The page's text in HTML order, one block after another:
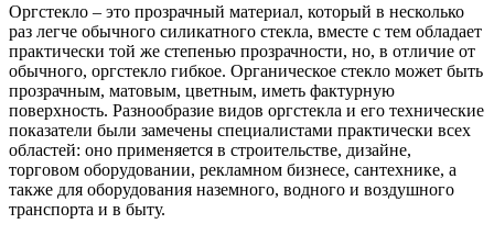
Оргстекло – это прозрачный материал, который в несколько
раз легче обычного силикатного стекла, вместе с тем обладает
практически той же степенью прозрачности, но, в отличие от
обычного, оргстекло гибкое. Органическое стекло может быть
прозрачным, матовым, цветным, иметь фактурную
поверхность. Разнообразие видов оргстекла и его технические
показатели были замечены специалистами практически всех
областей: оно применяется в строительстве, дизайне,
торговом оборудовании, рекламном бизнесе, сантехнике, а
также для оборудования наземного, водного и воздушного
транспорта и в быту.